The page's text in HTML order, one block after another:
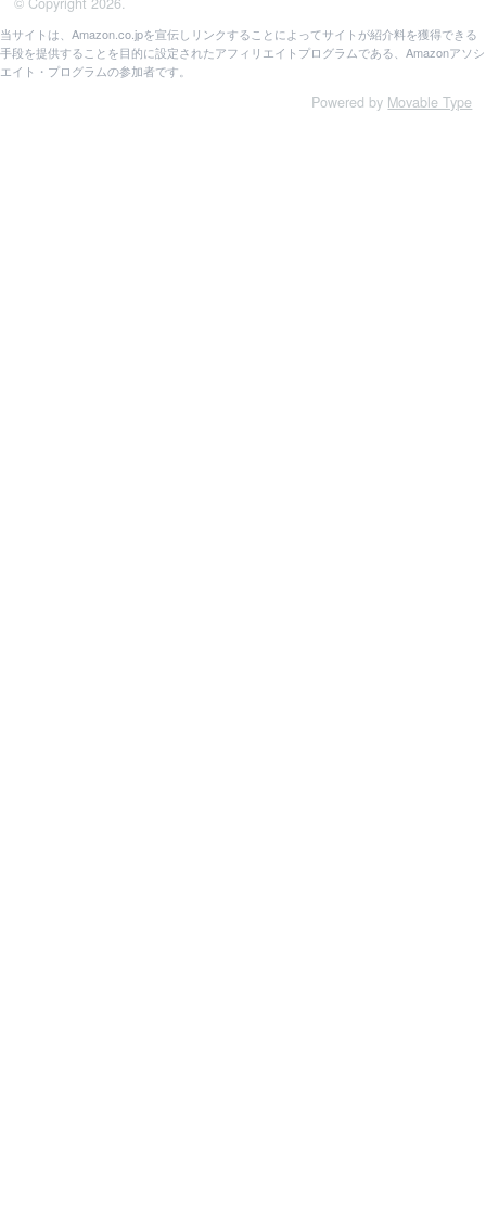
当サイトは、Amazon.co.jpを宣伝しリンクすることによってサイトが紹介料を獲得できる
手段を提供することを目的に設定されたアフィリエイトプログラムである、Amazonアソシ
エイト・プログラムの参加者です。
Powered by Movable Type